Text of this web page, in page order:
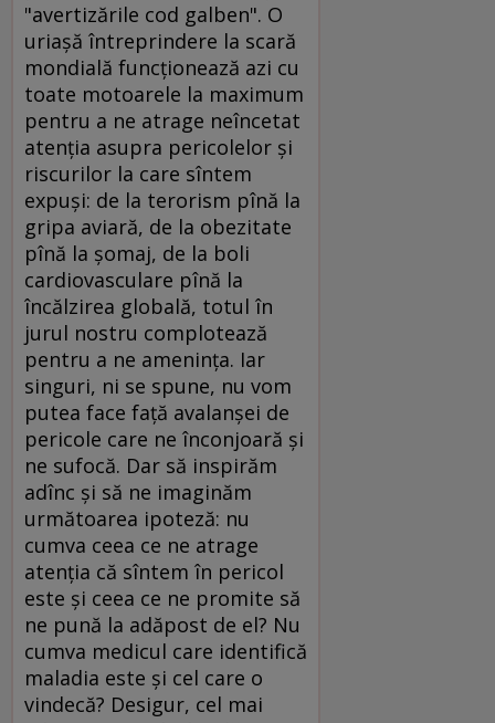
"avertizările cod galben". O
uriaşă întreprindere la scară
mondială funcţionează azi cu
toate motoarele la maximum
pentru a ne atrage neîncetat
atenţia asupra pericolelor şi
riscurilor la care sîntem
expuşi: de la terorism pînă la
gripa aviară, de la obezitate
pînă la şomaj, de la boli
cardiovasculare pînă la
încălzirea globală, totul în
jurul nostru complotează
pentru a ne ameninţa. Iar
singuri, ni se spune, nu vom
putea face faţă avalanşei de
pericole care ne înconjoară şi
ne sufocă. Dar să inspirăm
adînc şi să ne imaginăm
următoarea ipoteză: nu
cumva ceea ce ne atrage
atenţia că sîntem în pericol
este şi ceea ce ne promite să
ne pună la adăpost de el? Nu
cumva medicul care identifică
maladia este şi cel care o
vindecă? Desigur, cel mai